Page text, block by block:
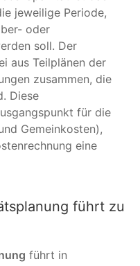
jeweilige Periode,
oder
soll. Der
aus Teilplänen der
zusammen, die
Diese
für die
Gemeinkosten),
eine
führt zu
führt in